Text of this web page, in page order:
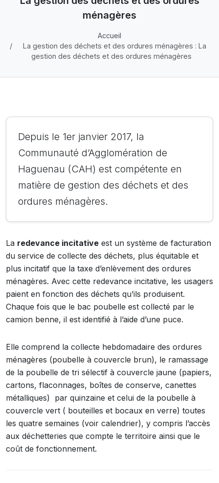
ménagères
Accueil
La gestion des déchets et des ordures ménagères : La
gestion des déchets et des ordures ménagères
Depuis le 1er janvier 2017, la
Communauté d’Agglomération de
Haguenau (CAH) est compétente en
matière de gestion des déchets et des
ordures ménagères.
La redevance incitative est un système de facturation
du service de collecte des déchets, plus équitable et
plus incitatif que la taxe d’enlèvement des ordures
ménagères. Avec cette redevance incitative, les usagers
paient en fonction des déchets qu’ils produisent.
Chaque fois que le bac poubelle est collecté par le
camion benne, il est identifié à l’aide d’une puce.
Elle comprend la collecte hebdomadaire des ordures
ménagères (poubelle à couvercle brun), le ramassage
de la poubelle de tri sélectif à couvercle jaune (papiers,
cartons, flaconnages, boîtes de conserve, canettes
métalliques) par quinzaine et celui de la poubelle à
couvercle vert ( bouteilles et bocaux en verre) toutes
les quatre semaines (voir calendrier), y compris l’accès
aux déchetteries que compte le territoire ainsi que le
coût de fonctionnement.